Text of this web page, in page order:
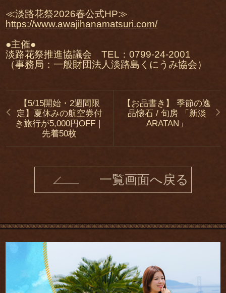
≪淡路花祭2026春公式HP≫
https://www.awajihanamatsuri.com/
●主催●
淡路花祭推進協議会 TEL：0799-24-2001
（事務局：一般財団法人淡路島くにうみ協会）
【5/15開始・2週間限
定】夏休みの航空券付
き旅行が5,000円OFF｜
先着50枚
【お品書き】 季節の逸
品懐石 / 旬房 「新淡
ARATAN」
一覧画面へ戻る